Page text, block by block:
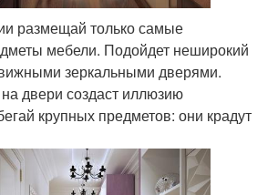
размещай только самые
мебели. Подойдет неширокий
зеркальными дверями.
двери создаст иллюзию
крупных предметов: они крадут